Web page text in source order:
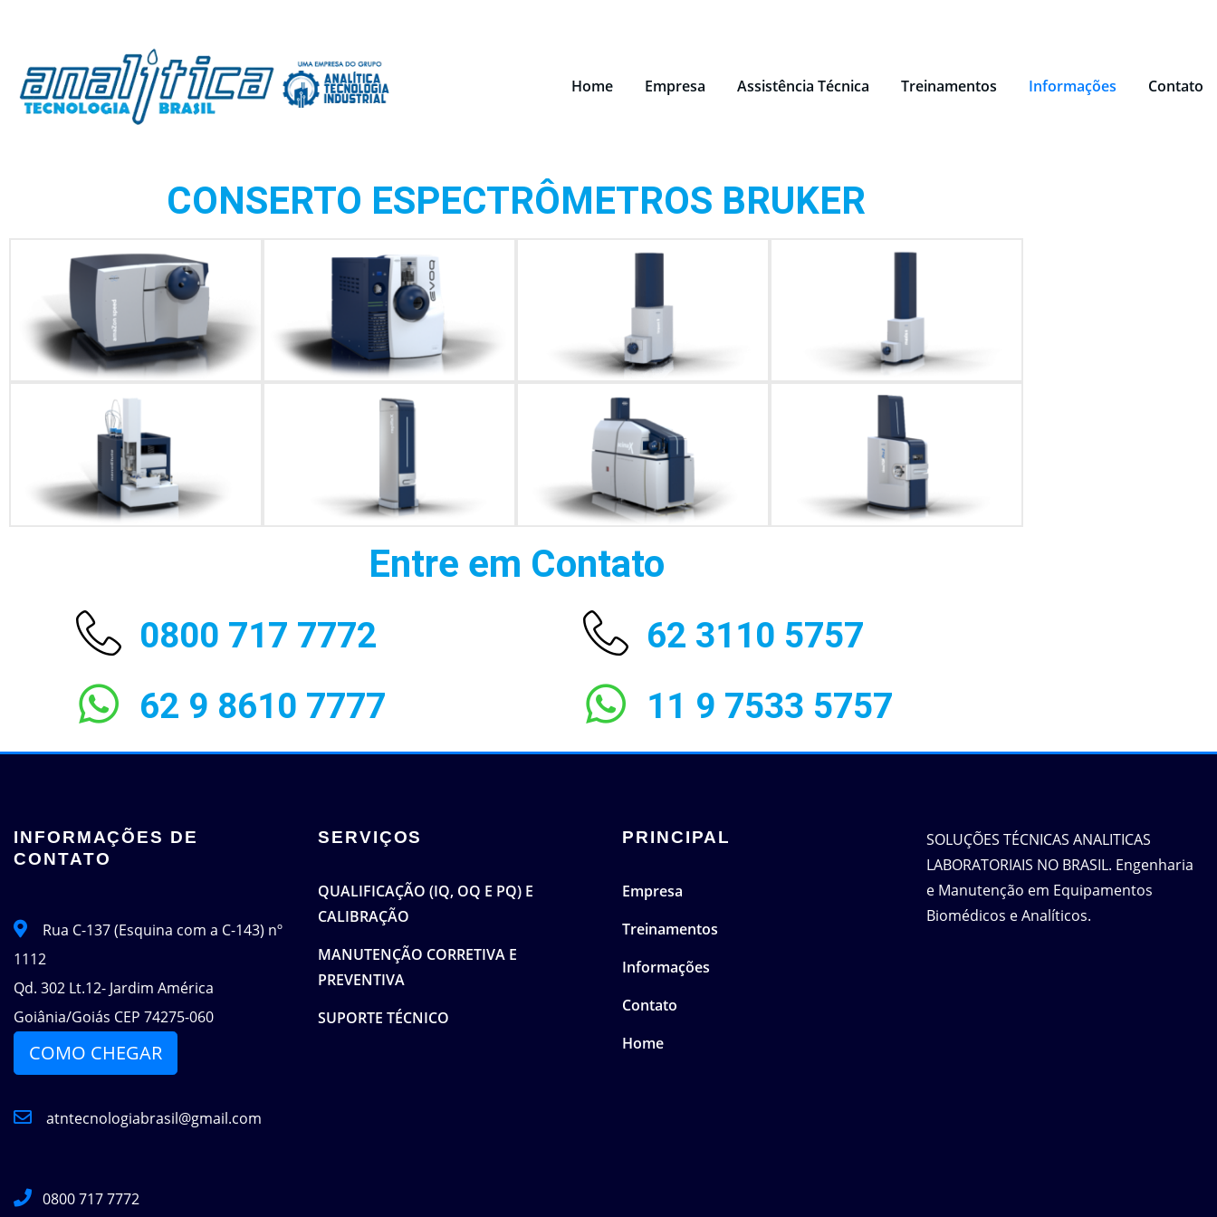
Home Empresa Assistência Técnica Treinamentos Informações Contato
CONSERTO ESPECTRÔMETROS BRUKER
Entre em Contato
0800 717 7772
62 3110 5757
62 9 8610 7777
11 9 7533 5757
INFORMAÇÕES DE
CONTATO
Rua C-137 (Esquina com a C-143) nº
1112
Qd. 302 Lt.12- Jardim América
Goiânia/Goiás CEP 74275-060
COMO CHEGAR
atntecnologiabrasil@gmail.com
0800 717 7772
SERVIÇOS
QUALIFICAÇÃO (IQ, OQ E PQ) E
CALIBRAÇÃO
MANUTENÇÃO CORRETIVA E
PREVENTIVA
SUPORTE TÉCNICO
PRINCIPAL
Empresa
Treinamentos
Informações
Contato
Home
SOLUÇÕES TÉCNICAS ANALITICAS
LABORATORIAIS NO BRASIL. Engenharia
e Manutenção em Equipamentos
Biomédicos e Analíticos.